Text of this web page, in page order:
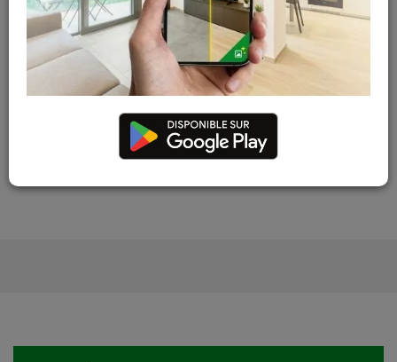
Cuesmes Hors stock
Contactez Diffusion Menuiserie pour obtenir le temps de
réapprovisionnement pour ce produit
Les teintes, nuances et veinages des photos peuvent
varier par rapport au produit réel